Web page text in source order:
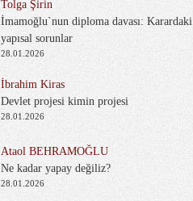
Tolga Şirin
İmamoğlu`nun diploma davası: Karardaki
yapısal sorunlar
28.01.2026
İbrahim Kiras
Devlet projesi kimin projesi
28.01.2026
Ataol BEHRAMOĞLU
Ne kadar yapay değiliz?
28.01.2026